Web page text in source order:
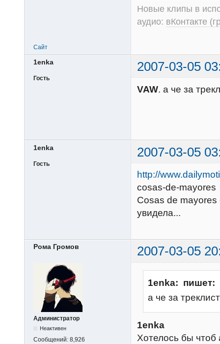
Новые клипы в
аудио: вКонтакте
Сайт
1enka 2007-03-05
Гость
VAW. а че за
1enka 2007-03-05
Гость
http://
cosas-de-mayores
Cosas de mayores
увидела...
Рома Громов 2007-03-05
Администратор
Неактивен
Сообщений: 8,926
1enka: пишет:
а че за
1enka
Хотелось бы